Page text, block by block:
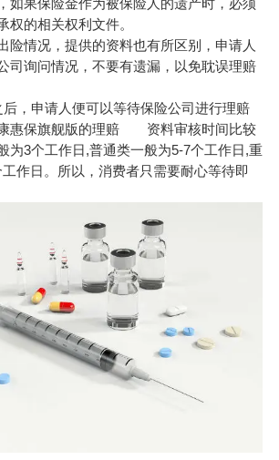
果保险金作为被保险人的遗产时，必须
权的相关权利文件。
情况，提供的资料也有所区别，申请人
司询问情况，不要有遗漏，以免耽误理赔
申请人便可以等待保险公司进行理赔
惠保旗舰版的理赔 资料审核时间比较
为3个工作日,普通类一般为5-7个工作日,重
作日。所以，消费者只需要耐心等待即